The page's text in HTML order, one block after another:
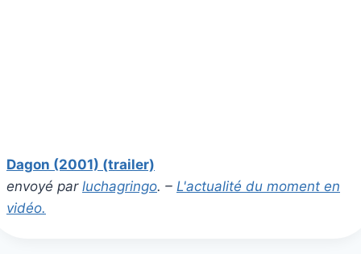
Dagon (2001) (trailer)
envoyé par luchagringo. – L'actualité du moment en
vidéo.